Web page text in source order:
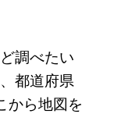
調べたい
都道府県
から地図を